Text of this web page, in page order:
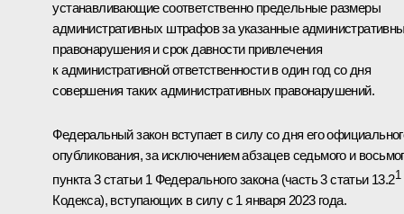
устанавливающие соответственно предельные размеры
административных штрафов за указанные
правонарушения и срок давности привлечения
к административной ответственности в один год со дня
совершения таких административных правонарушений.
Федеральный закон вступает в силу со дня его
опубликования, за исключением абзацев седьмого и
пункта 3 статьи 1 Федерального закона (часть 3 статьи 13.21
Кодекса), вступающих в силу с 1 января 2023 года.